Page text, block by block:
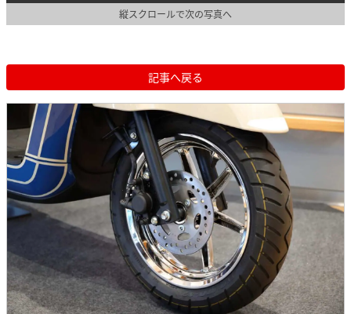
縦スクロールで次の写真へ
記事へ戻る